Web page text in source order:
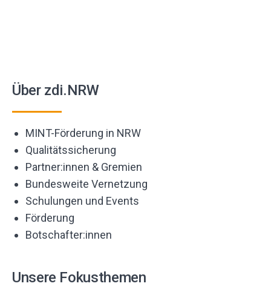
Über zdi.NRW
MINT-Förderung in NRW
Qualitätssicherung
Partner:innen & Gremien
Bundesweite Vernetzung
Schulungen und Events
Förderung
Botschafter:innen
Unsere Fokusthemen